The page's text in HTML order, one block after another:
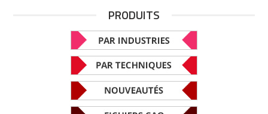
PRODUITS